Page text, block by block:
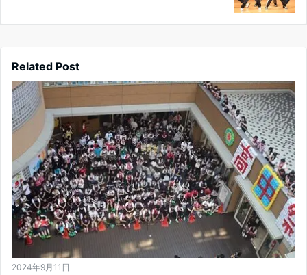
Related Post
2024年9月11日